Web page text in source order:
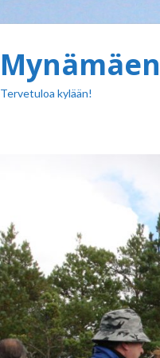
Tervetuloa kylään!